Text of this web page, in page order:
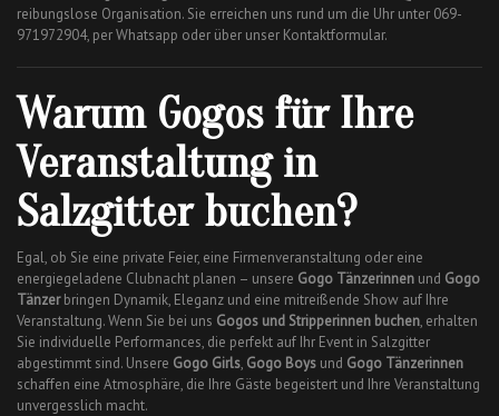
reibungslose Organisation. Sie erreichen uns rund um die Uhr unter 069-
971972904, per Whatsapp oder über unser Kontaktformular.
Warum Gogos für Ihre
Veranstaltung in
Salzgitter buchen?
Egal, ob Sie eine private Feier, eine Firmenveranstaltung oder eine
energiegeladene Clubnacht planen – unsere Gogo Tänzerinnen und Gogo
Tänzerbringen Dynamik, Eleganz und eine mitreißende Show auf Ihre
Veranstaltung. Wenn Sie bei uns Gogos und Stripperinnen buchen, erhalten
Sie individuelle Performances, die perfekt auf Ihr Event in Salzgitter
abgestimmt sind. Unsere Gogo Girls, Gogo Boys und Gogo Tänzerinnen
schaffen eine Atmosphäre, die Ihre Gäste begeistert und Ihre Veranstaltung
unvergesslich macht.